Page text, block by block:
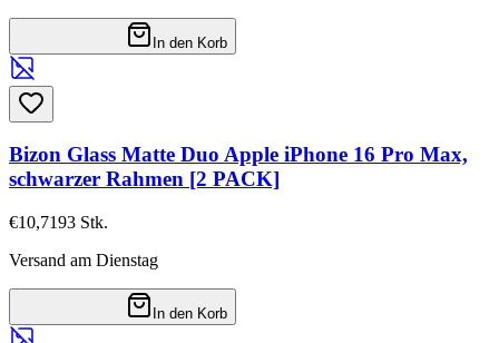
In den Korb
Bizon Glass Matte Duo Apple iPhone 16 Pro Max,
schwarzer Rahmen [2 PACK]
€10,7193 Stk.
Versand am Dienstag
In den Korb